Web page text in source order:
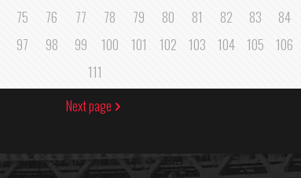
75 76 77 78 79 80 81 82 83 84
97 98 99 100 101 102 103 104 105 106
111
Next page